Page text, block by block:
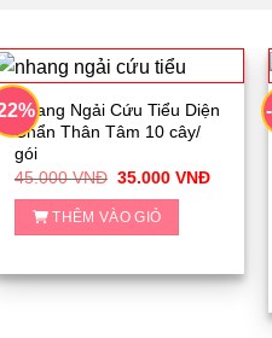
Nhang Ngải Cứu Tiểu Diện
Chẩn Thân Tâm 10 cây/
gói
45.000VNĐ Giá
là:
45.000 VNĐ.
35.000VNĐGiá
35.000
THÊM VÀO GIỎ